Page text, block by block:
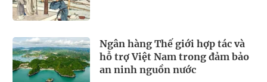
Ngân hàng Thế giới hợp tác và
hỗ trợ Việt Nam trong đảm bảo
an ninh nguồn nước